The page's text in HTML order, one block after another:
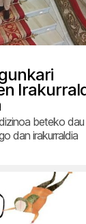
beteko dau
dan irakurraldia